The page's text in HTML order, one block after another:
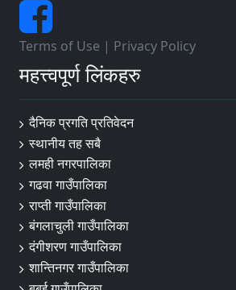
Terms of Use | Privacy Policy
महत्त्वपूर्ण लिंकहरु
दैनिक प्रगति प्रतिवेदन
स्थानीय तह सबै
लमही नगरपालिका
गढवा गाउँपालिका
राप्ती गाउँपालिका
बंगलाचुली गाउँपालिका
दंगीशरण गाउँपालिका
शान्तिनगर गाउँपालिका